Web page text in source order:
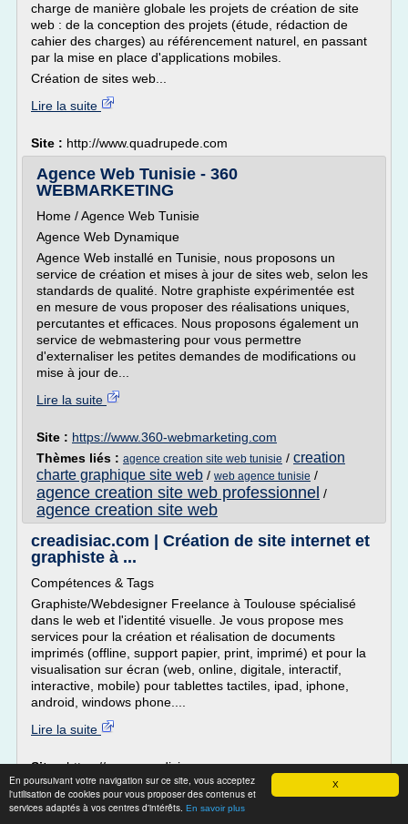
X
En poursuivant votre navigation sur ce site, vous acceptez
l'utilisation de cookies pour vous proposer des contenus et
services adaptés à vos centres d'intérêts. En savoir plus
charge de manière globale les projets de création de site
web : de la conception des projets (étude, rédaction de
cahier des charges) au référencement naturel, en passant
par la mise en place d'applications mobiles.
Création de sites web...
Lire la suite
Site : http://www.quadrupede.com
Agence Web Tunisie - 360
WEBMARKETING
Home / Agence Web Tunisie
Agence Web Dynamique
Agence Web installé en Tunisie, nous proposons un
service de création et mises à jour de sites web, selon les
standards de qualité. Notre graphiste expérimentée est
en mesure de vous proposer des réalisations uniques,
percutantes et efficaces. Nous proposons également un
service de webmastering pour vous permettre
d'externaliser les petites demandes de modifications ou
mise à jour de...
Lire la suite
Site : https://www.360-webmarketing.com
Thèmes liés : agence creation site web tunisie / creation
charte graphique site web / web agence tunisie /
agence creation site web professionnel /
agence creation site web
creadisiac.com | Création de site internet et
graphiste à ...
Compétences & Tags
Graphiste/Webdesigner Freelance à Toulouse spécialisé
dans le web et l'identité visuelle. Je vous propose mes
services pour la création et réalisation de documents
imprimés (offline, support papier, print, imprimé) et pour la
visualisation sur écran (web, online, digitale, interactif,
interactive, mobile) pour tablettes tactiles, ipad, iphone,
android, windows phone....
Lire la suite
Site :https://www.creadisiac.com
Conception de site web à Montréal |
Création de site ...